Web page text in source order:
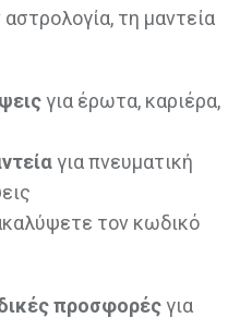
τη μαντεία
για έρωτα, καριέρα,
για πνευματική
τον κωδικό
προσφορέςγια